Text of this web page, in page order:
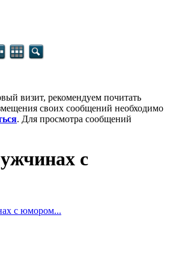
визит, рекомендуем почитать
своих сообщений необходимо
. Для просмотра сообщений
с
с юмором...